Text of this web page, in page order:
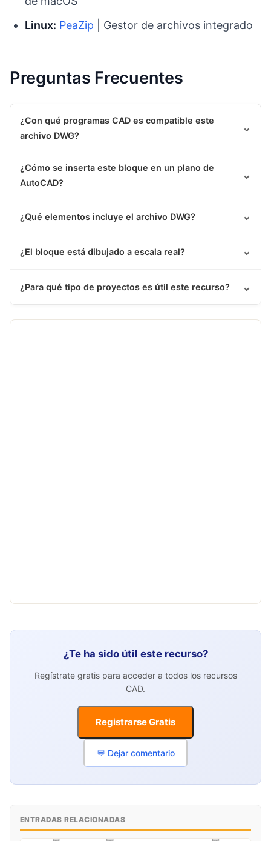
Linux: PeaZip | Gestor de archivos integrado
Preguntas Frecuentes
¿Con qué programas CAD es compatible este
archivo DWG?
⌄
¿Cómo se inserta este bloque en un plano de
AutoCAD?
⌄
¿Qué elementos incluye el archivo DWG? ⌄
¿El bloque está dibujado a escala real? ⌄
¿Para qué tipo de proyectos es útil este recurso? ⌄
¿Te ha sido útil este recurso?
Regístrate gratis para acceder a todos los recursos
CAD.
Registrarse Gratis
💬 Dejar comentario
ENTRADAS RELACIONADAS